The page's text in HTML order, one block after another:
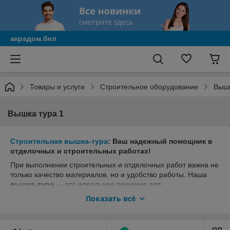
акрадом.бел
Товары и услуги Строительное оборудование
Вышка тура 1
Строительная вышка-тура: Ваш надежный помощник в
отделочных и строительных работах!
При выполнении строительных и отделочных работ важна не
только качество материалов, но и удобство работы. Наша
вышка-тура — это идеальное решение для
профессионалов и любителей, стремящихся к
эффективному и безопасному процессу!
Показать всё